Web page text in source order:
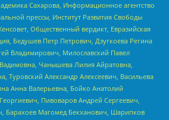
Сахарова, Информационное агентство
прессы, Институт Развития Свободы
Общественный вердикт, Евразийская
Бедушев Петр Петрович, Дзугкоева Регина
Владимирович, Милославский Павел
Чанышева Лилия Айратовна,
Туровский Александр Алексеевич, Васильева
Анна Валерьевна, Бойко Анатолий
Пивоваров Андрей Сергеевич,
Барахоев Магомед Бекханович, Шарипков